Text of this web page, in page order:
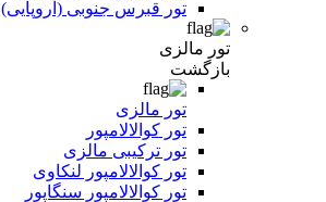
تور قبرس جنوبی (اروپایی)
تور مالزی
بازگشت
تور مالزی
تور کوالالامپور
تور ترکیبی مالزی
تور کوالالامپور لنکاوی
تور کوالالامپور سنگاپور